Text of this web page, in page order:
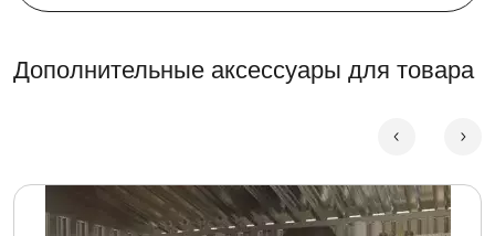
Дополнительные аксессуары для товара